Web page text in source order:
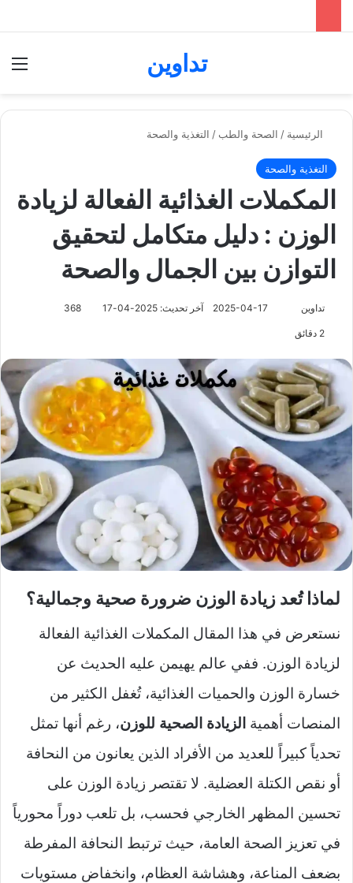
تداوين
الرئيسية / الصحة والطب / التغذية والصحة
التغذية والصحة
المكملات الغذائية الفعالة لزيادة
الوزن : دليل متكامل لتحقيق
التوازن بين الجمال والصحة
تداوين 2025-04-17 آخر تحديث: 2025-04-17 368
لماذا تُعد زيادة الوزن ضرورة صحية وجمالية؟
نستعرض في هذا المقال المكملات الغذائية الفعالة
لزيادة الوزن. ففي عالم يهيمن عليه الحديث عن
خسارة الوزن والحميات الغذائية، تُغفل الكثير من
المنصات أهمية الزيادة الصحية للوزن، رغم أنها تمثل
تحدياً كبيراً للعديد من الأفراد الذين يعانون من النحافة
أو نقص الكتلة العضلية. لا تقتصر زيادة الوزن على
تحسين المظهر الخارجي فحسب، بل تلعب دوراً محورياً
في تعزيز الصحة العامة، حيث ترتبط النحافة المفرطة
بضعف المناعة، وهشاشة العظام، وانخفاض مستويات